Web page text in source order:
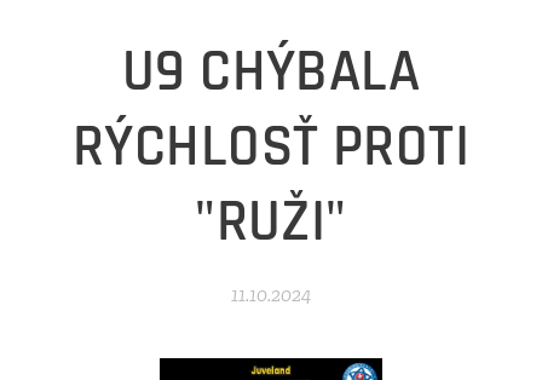
U9 CHÝBALA
RÝCHLOSŤ PROTI
"RUŽI"
11.10.2024